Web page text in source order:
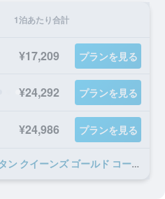
1泊あたり合計
¥17,209 プランを見る
¥24,292 プランを見る
¥24,986 プランを見る
​その他36​件のベスト ウエスタン クイーンズ ゴールド コーストのオファー